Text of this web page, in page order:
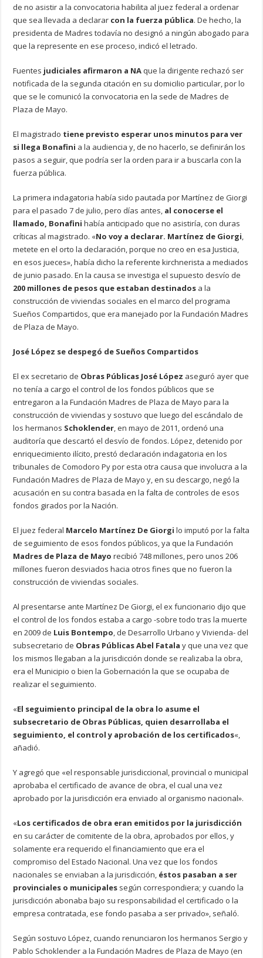
de no asistir a la convocatoria habilita al juez federal a ordenar
que sea llevada a declarar con la fuerza pública. De hecho, la
presidenta de Madres todavía no designó a ningún abogado para
que la represente en ese proceso, indicó el letrado.
Fuentes judiciales afirmaron a NAque la dirigente rechazó ser
notificada de la segunda citación en su domicilio particular, por lo
que se le comunicó la convocatoria en la sede de Madres de
Plaza de Mayo.
El magistrado tiene previsto esperar unos minutos para ver
si llega Bonafini a la audiencia y, de no hacerlo, se definirán los
pasos a seguir, que podría ser la orden para ir a buscarla con la
fuerza pública.
La primera indagatoria había sido pautada por Martínez de Giorgi
para el pasado 7 de julio, pero días antes, al conocerse el
llamado, Bonafini había anticipado que no asistiría, con duras
críticas al magistrado. «No voy a declarar. Martínez de Giorgi,
metete en el orto la declaración, porque no creo en esa Justicia,
en esos jueces», había dicho la referente kirchnerista a mediados
de junio pasado. En la causa se investiga el supuesto desvío de
200 millones de pesos que estaban destinados a la
construcción de viviendas sociales en el marco del programa
Sueños Compartidos, que era manejado por la Fundación Madres
de Plaza de Mayo.
José López se despegó de Sueños Compartidos
El ex secretario de Obras Públicas José López aseguró ayer que
no tenía a cargo el control de los fondos públicos que se
entregaron a la Fundación Madres de Plaza de Mayo para la
construcción de viviendas y sostuvo que luego del escándalo de
los hermanos Schoklender, en mayo de 2011, ordenó una
auditoría que descartó el desvío de fondos. López, detenido por
enriquecimiento ilícito, prestó declaración indagatoria en los
tribunales de Comodoro Py por esta otra causa que involucra a la
Fundación Madres de Plaza de Mayo y, en su descargo, negó la
acusación en su contra basada en la falta de controles de esos
fondos girados por la Nación.
El juez federal Marcelo Martínez De Giorgi lo imputó por la falta
de seguimiento de esos fondos públicos, ya que la Fundación
Madres de Plaza de Mayo recibió 748 millones, pero unos 206
millones fueron desviados hacia otros fines que no fueron la
construcción de viviendas sociales.
Al presentarse ante Martínez De Giorgi, el ex funcionario dijo que
el control de los fondos estaba a cargo -sobre todo tras la muerte
en 2009 de Luis Bontempo, de Desarrollo Urbano y Vivienda- del
subsecretario de Obras Públicas Abel Fatala y que una vez que
los mismos llegaban a la jurisdicción donde se realizaba la obra,
era el Municipio o bien la Gobernación la que se ocupaba de
realizar el seguimiento.
«El seguimiento principal de la obra lo asume el
subsecretario de Obras Públicas, quien desarrollaba el
seguimiento, el control y aprobación de los certificados«,
añadió.
Y agregó que «el responsable jurisdiccional, provincial o municipal
aprobaba el certificado de avance de obra, el cual una vez
aprobado por la jurisdicción era enviado al organismo nacional».
«Los certificados de obra eran emitidos por la jurisdicción
en su carácter de comitente de la obra, aprobados por ellos, y
solamente era requerido el financiamiento que era el
compromiso del Estado Nacional. Una vez que los fondos
nacionales se enviaban a la jurisdicción, éstos pasaban a ser
provinciales o municipales según correspondiera; y cuando la
jurisdicción abonaba bajo su responsabilidad el certificado o la
empresa contratada, ese fondo pasaba a ser privado», señaló.
Según sostuvo López, cuando renunciaron los hermanos Sergio y
Pablo Schoklender a la Fundación Madres de Plaza de Mayo (en